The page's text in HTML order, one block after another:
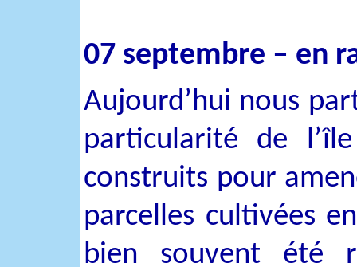
07 septembre – en
Aujourd’hui nous
particularité de
construits pour
parcelles cultivées
bien souvent été